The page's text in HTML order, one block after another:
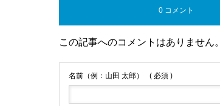
0 コメント
この記事へのコメントはありません。
名前（例：山田 太郎） ( 必須 )